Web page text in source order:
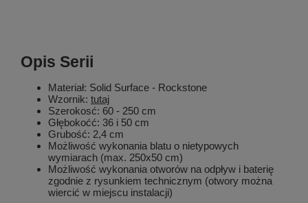
Opis Serii
Materiał: Solid Surface - Rockstone
Wzornik: tutaj
Szerokosć: 60 - 250 cm
Głębokoćć: 36 i 50 cm
Grubość: 2,4 cm
Możliwość wykonania blatu o nietypowych
wymiarach (max. 250x50 cm)
Możliwość wykonania otworów na odpływ i baterię
zgodnie z rysunkiem technicznym (otwory można
wiercić w miejscu instalacji)